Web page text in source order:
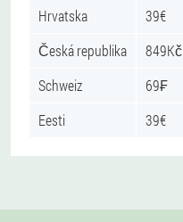
Hrvatska
39€
Česká republika
849Kč
Schweiz
69₣
Eesti
39€